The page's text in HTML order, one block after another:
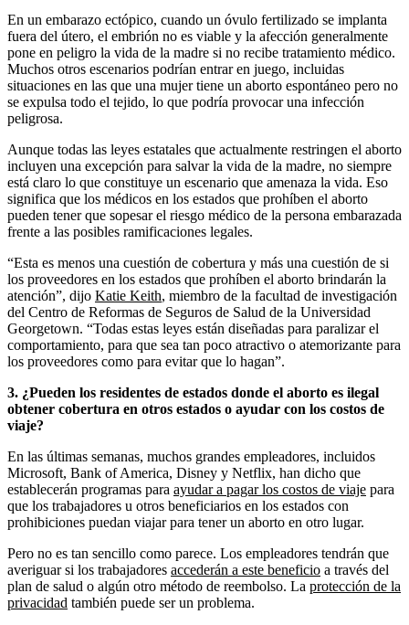
En un embarazo ectópico, cuando un óvulo fertilizado se implanta
fuera del útero, el embrión no es viable y la afección generalmente
pone en peligro la vida de la madre si no recibe tratamiento médico.
Muchos otros escenarios podrían entrar en juego, incluidas
situaciones en las que una mujer tiene un aborto espontáneo pero no
se expulsa todo el tejido, lo que podría provocar una infección
peligrosa.
Aunque todas las leyes estatales que actualmente restringen el aborto
incluyen una excepción para salvar la vida de la madre, no siempre
está claro lo que constituye un escenario que amenaza la vida. Eso
significa que los médicos en los estados que prohíben el aborto
pueden tener que sopesar el riesgo médico de la persona embarazada
frente a las posibles ramificaciones legales.
“Esta es menos una cuestión de cobertura y más una cuestión de si
los proveedores en los estados que prohíben el aborto brindarán la
atención”, dijo Katie Keith, miembro de la facultad de investigación
del Centro de Reformas de Seguros de Salud de la Universidad
Georgetown. “Todas estas leyes están diseñadas para paralizar el
comportamiento, para que sea tan poco atractivo o atemorizante para
los proveedores como para evitar que lo hagan”.
3. ¿Pueden los residentes de estados donde el aborto es ilegal
obtener cobertura en otros estados o ayudar con los costos de
viaje?
En las últimas semanas, muchos grandes empleadores, incluidos
Microsoft, Bank of America, Disney y Netflix, han dicho que
establecerán programas para ayudar a pagar los costos de viaje para
que los trabajadores u otros beneficiarios en los estados con
prohibiciones puedan viajar para tener un aborto en otro lugar.
Pero no es tan sencillo como parece. Los empleadores tendrán que
averiguar si los trabajadores accederán a este beneficio a través del
plan de salud o algún otro método de reembolso. La protección de la
privacidad también puede ser un problema.